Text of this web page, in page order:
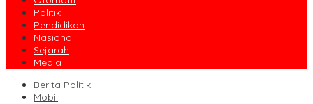
Politik
Pendidikan
Nasional
Sejarah
Media
Berita Politik
Mobil